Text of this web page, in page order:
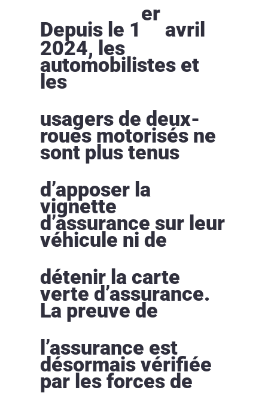
Depuis le 1
er
avril
2024, les
automobilistes et
les
usagers de deux-
roues motorisés ne
sont plus tenus
d’apposer la
vignette
d’assurance sur leur
véhicule ni de
détenir la carte
verte d’assurance.
La preuve de
l’assurance est
désormais vérifiée
par les forces de